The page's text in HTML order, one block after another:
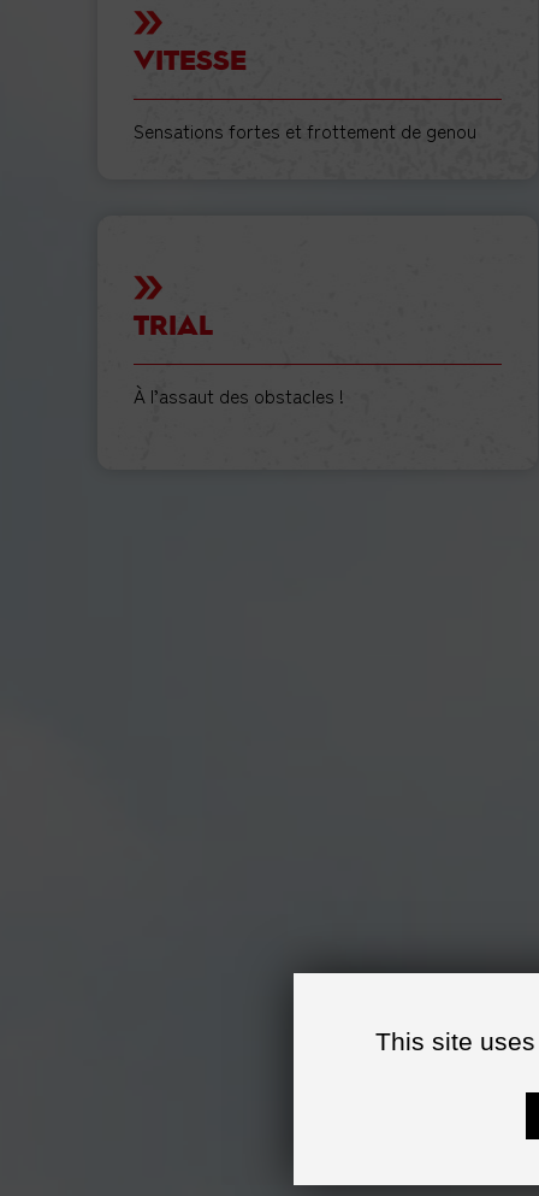
VITESSE
Sensations fortes et frottement de genou
VITESSE
TROUVER UNE ÉCOLE
TRIAL
À l’assaut des obstacles !
This site